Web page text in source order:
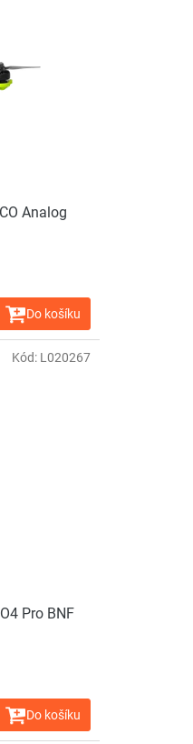
Analog
Do košíku
Pro BNF
Do košíku
Kód: L020267